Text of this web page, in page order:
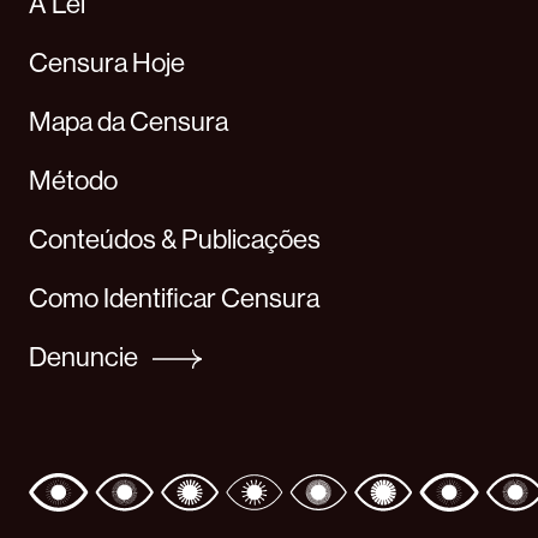
Censura Hoje
Mapa da Censura
Método
Conteúdos & Publicações
Como Identificar Censura
Denuncie